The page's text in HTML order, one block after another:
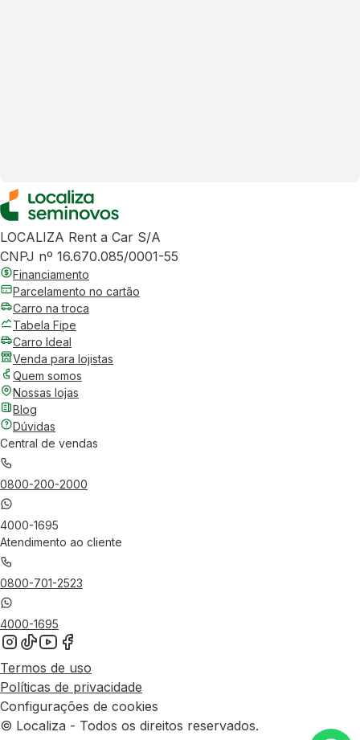
LOCALIZA Rent a Car S/A
CNPJ nº 16.670.085/0001-55
Financiamento
Parcelamento no cartão
Carro na troca
Tabela Fipe
Carro Ideal
Venda para lojistas
Quem somos
Nossas lojas
Blog
Dúvidas
Central de vendas
0800-200-2000
4000-1695
Atendimento ao cliente
0800-701-2523
4000-1695
Termos de uso
Políticas de privacidade
Configurações de cookies
© Localiza - Todos os direitos reservados.